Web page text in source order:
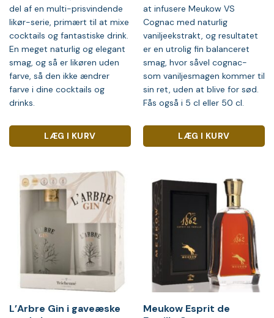
del af en multi-prisvindende
likør-serie, primært til at mixe
cocktails og fantastiske drink.
En meget naturlig og elegant
smag, og så er likøren uden
farve, så den ikke ændrer
farve i dine cocktails og
drinks.
LÆG I KURV
at infusere Meukow VS
Cognac med naturlig
vaniljeekstrakt, og resultatet
er en utrolig fin balanceret
smag, hvor såvel cognac-
som vaniljesmagen kommer til
sin ret, uden at blive for sød.
Fås også i 5 cl eller 50 cl.
LÆG I KURV
L’Arbre Gin i gaveæske
Meukow Esprit de